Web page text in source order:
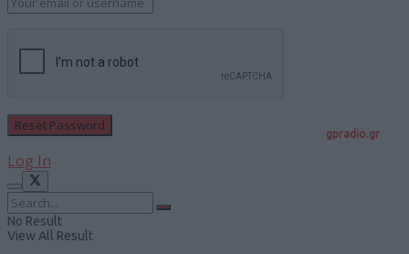
gpradio.gr
Log In
No Result
View All Result